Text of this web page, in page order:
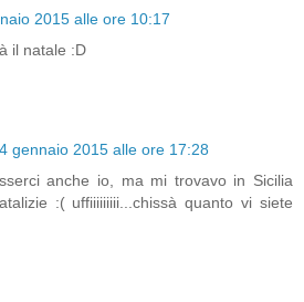
2015 alle ore 10:17
il natale :D
gennaio 2015 alle ore 17:28
anche io, ma mi trovavo in Sicilia
:( uffiiiiiiiii...chissà quanto vi siete